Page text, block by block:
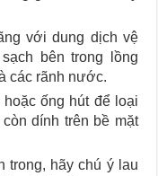
với dung dịch vệ
bên trong lồng
các rãnh nước.
ống hút để loại
dính trên bề mặt
trong, hãy chú ý lau